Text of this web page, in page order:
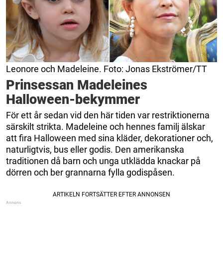
Leonore och Madeleine. Foto: Jonas Ekströmer/TT
Prinsessan Madeleines
Halloween-bekymmer
För ett år sedan vid den här tiden var restriktionerna
särskilt strikta. Madeleine och hennes familj älskar
att fira Halloween med sina kläder, dekorationer och,
naturligtvis, bus eller godis. Den amerikanska
traditionen då barn och unga utklädda knackar på
dörren och ber grannarna fylla godispåsen.